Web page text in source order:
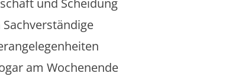
und Scheidung
am Wochenende